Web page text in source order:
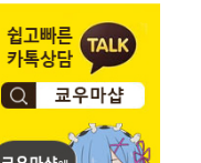
99,000원
99,000 원